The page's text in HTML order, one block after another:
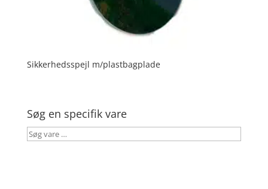
Sikkerhedsspejl m/plastbagplade
Søg en specifik vare
Søg